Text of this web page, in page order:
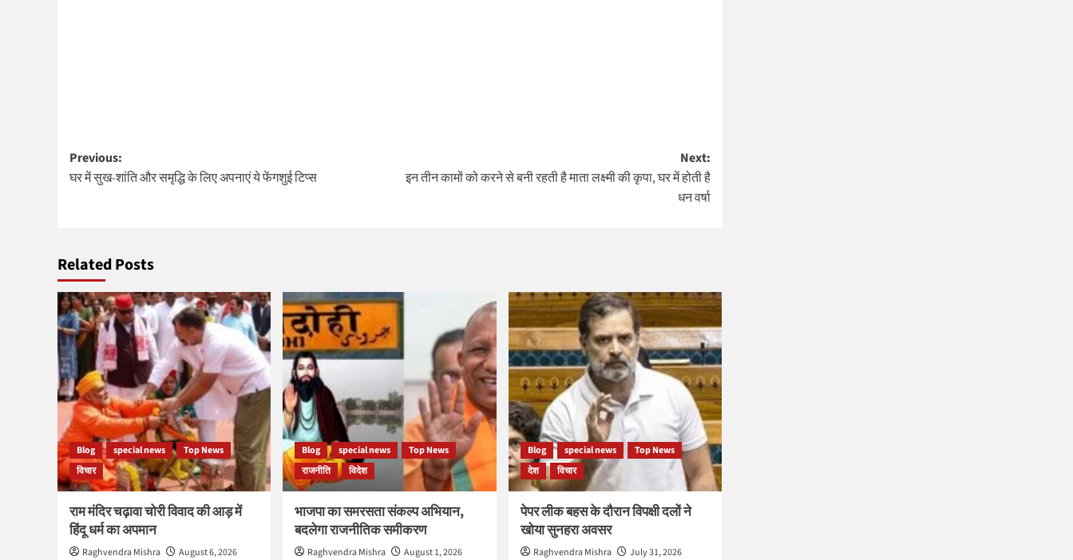
Post
navigation
Previous:
घर में सुख-शांति और समृद्धि के लिए अपनाएं ये फेंगशुई टिप्स
Next:
इन तीन कामों को करने से बनी रहती है माता लक्ष्मी की कृपा, घर में होती है
धन वर्षा
Related Posts
Blog special news
Top News
विचार
राम मंदिर चढ़ावा चोरी विवाद की आड़ में
हिंदू धर्म का अपमान
Raghvendra Mishra August 6, 2026
Blog special news
Top News
राजनीति
विदेश
भाजपा का समरसता संकल्प अभियान,
बदलेगा राजनीतिक समीकरण
Raghvendra Mishra August 1, 2026
Blog special news
Top News
देश
विचार
पेपर लीक बहस के दौरान विपक्षी दलों ने
खोया सुनहरा अवसर
Raghvendra Mishra July 31, 2026